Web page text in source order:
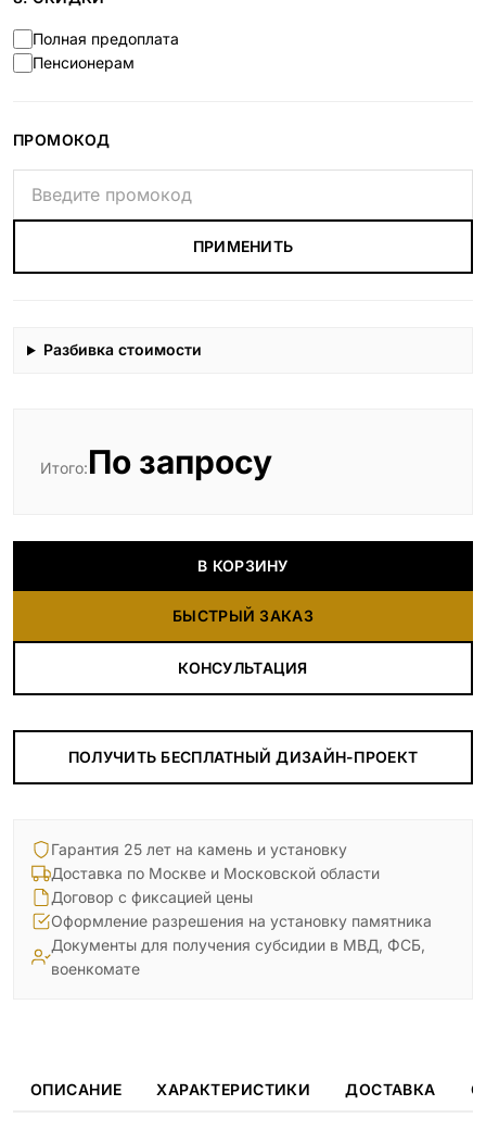
Полная предоплата
Пенсионерам
ПРОМОКОД
ПРИМЕНИТЬ
Разбивка стоимости
Итого:По запросу
В КОРЗИНУ
БЫСТРЫЙ ЗАКАЗ
КОНСУЛЬТАЦИЯ
ПОЛУЧИТЬ БЕСПЛАТНЫЙ ДИЗАЙН-ПРОЕКТ
Гарантия 25 лет на камень и установку
Доставка по Москве и Московской области
Договор с фиксацией цены
Оформление разрешения на установку памятника
Документы для получения субсидии в МВД, ФСБ,
военкомате
ОПИСАНИЕ ХАРАКТЕРИСТИКИ ДОСТАВКА